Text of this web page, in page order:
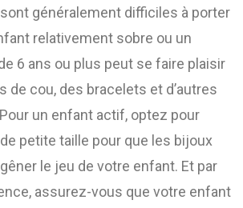
sont généralement difficiles à porter
relativement sobre ou un
6 ans ou plus peut se faire plaisir
de cou, des bracelets et d’autres
un enfant actif, optez pour
petite taille pour que les bijoux
le jeu de votre enfant. Et par
assurez-vous que votre enfant